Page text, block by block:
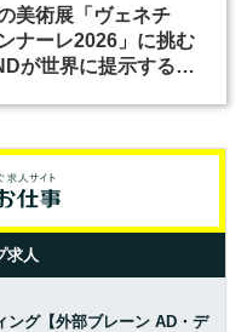
美術展「ヴェネチ
ナーレ2026」に挑む
が世界に提示する美
求人
ング【外部ブレーン AD・デ